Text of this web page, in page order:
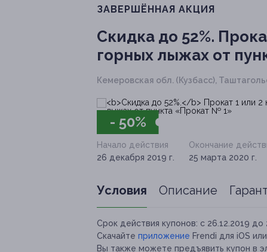
ЗАВЕРШЁННАЯ АКЦИЯ
Скидка до 52%.
горных лыжах от
Кемеровская обл. (Кузбасс),
- 50%
Начало действия
26 декабря 2019 г.
Окончание
25 марта 2020 г.
Условия Описание
Срок действия купонов: с 26.12.2019 до
Скачайте приложение Frendi для iOS
Вы также можете предъявить купон в